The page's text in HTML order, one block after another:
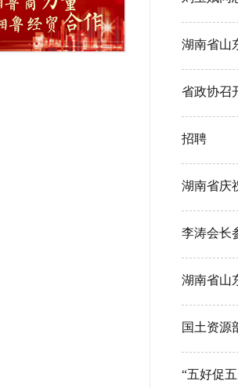
省政协召
招聘
湖南省庆
李涛会长
湖南省山
国土资源
“五好促